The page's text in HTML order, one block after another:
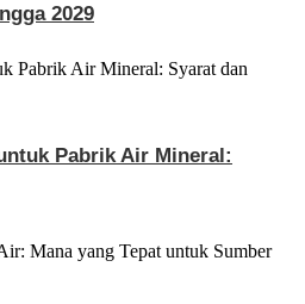
2029
Pabrik Air Mineral: